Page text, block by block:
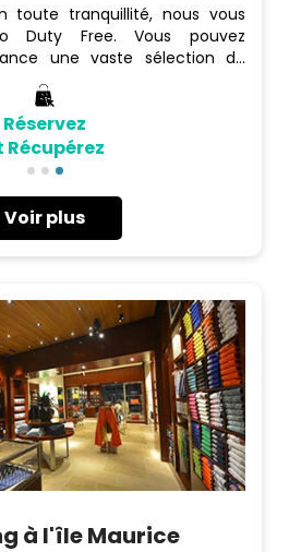
toute tranquillité, nous vous
Duty Free. Vous pouvez
une vaste sélection de
ligne, incluant des marques
l'artisanat local, avec en prime
à l'aéroport. Et voici une offre
Maurice : bénéficiez d'une
le code promo ISLAND10!
Réservez
Récupérez
Voir plus
à l'île Maurice